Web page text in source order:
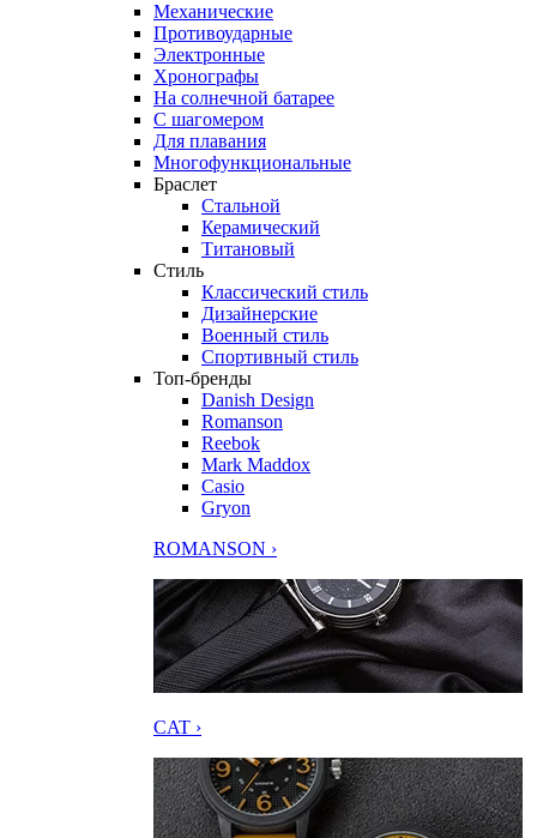
Механические
Противоударные
Электронные
Хронографы
На солнечной батарее
С шагомером
Для плавания
Многофункциональные
Браслет
Стальной
Керамический
Титановый
Стиль
Классический стиль
Дизайнерские
Военный стиль
Спортивный стиль
Топ-бренды
Danish Design
Romanson
Reebok
Mark Maddox
Casio
Gryon
ROMANSON ›
CAT ›